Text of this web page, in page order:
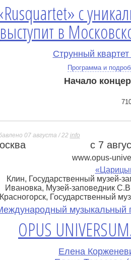
с
выступит в
Струнный
Программа и
Начало
07 августа / 22 info
с 7
www.opus-
Клин, Государственный музей-
Ивановка, Музей-заповедник
Красногорск, Государственный
музыкальный
OPUS
Елена